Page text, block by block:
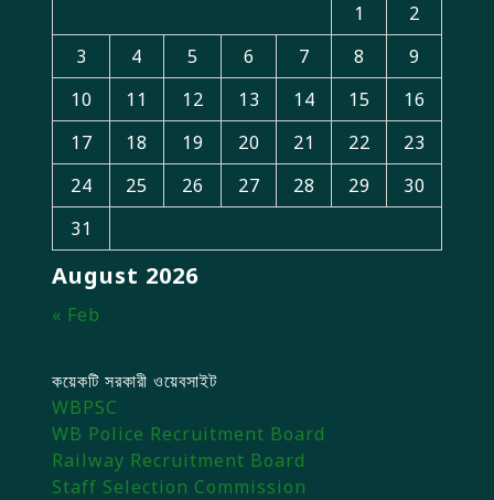
August 2026
1
2
3
4 5 6 7 8
9
10
11 12 13 14 15
16
17
18 19 20 21 22
23
24
25 26 27 28 29
30
31
« Feb
কয়েকটি সরকারী ওয়েবসাইট
WBPSC
WB Police Recruitment Board
Railway Recruitment Board
Staff Selection Commission